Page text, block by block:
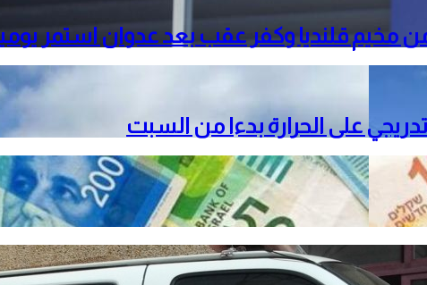
مخيم قلنديا وكفر عقب بعد عدوان استمر
تدريجي على الحرارة بدءا من السبت